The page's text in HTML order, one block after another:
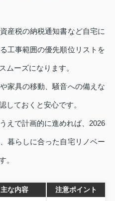
産税の納税通知書など自宅に
工事範囲の優先順位リストを
ムーズになります。
家具の移動、騒音への備えな
しておくと安心です。
えで計画的に進めれば、2026
暮らしに合った自宅リノベー
。
主な内容 注意ポイント